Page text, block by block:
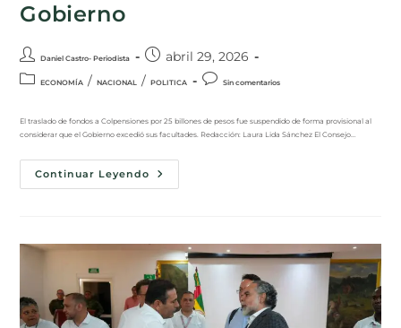
Gobierno
Daniel Castro- Periodista abril 29, 2026
ECONOMÍA / NACIONAL / POLITICA Sin comentarios
El traslado de fondos a Colpensiones por 25 billones de pesos fue suspendido de forma provisional al
considerar que el Gobierno excedió sus facultades. Redacción: Laura Lida Sánchez El Consejo…
Continuar Leyendo